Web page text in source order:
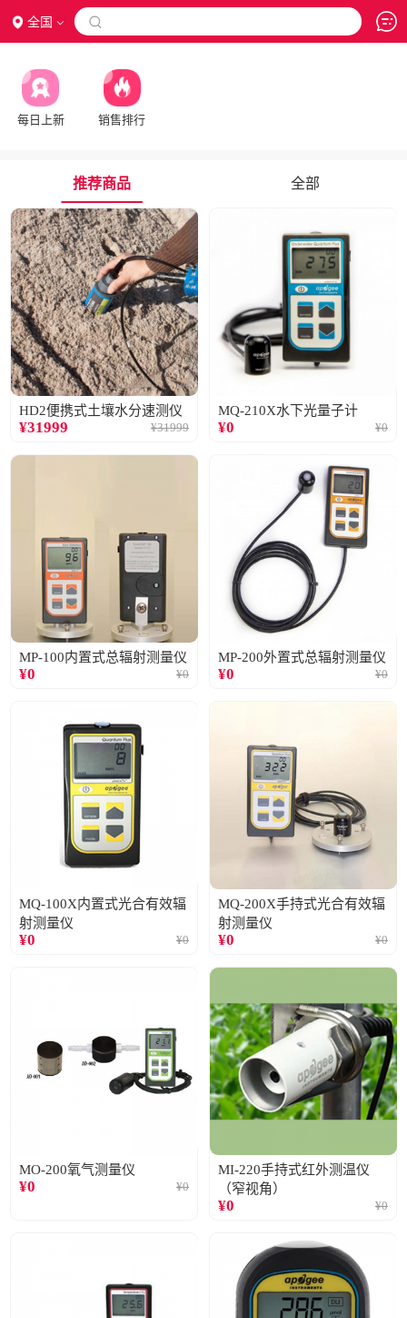
全国 
每日上新 销售排行
推荐商品 全部
HD2便携式土壤水分速测仪
¥31999 ¥31999
MQ-210X水下光量子计
¥0 ¥0
MP-100内置式总辐射测量仪
¥0 ¥0
MP-200外置式总辐射测量仪
¥0 ¥0
MQ-100X内置式光合有效辐
射测量仪
¥0 ¥0
MQ-200X手持式光合有效辐
射测量仪
¥0 ¥0
MO-200氧气测量仪
¥0 ¥0
MI-220手持式红外测温仪
（窄视角）
¥0 ¥0